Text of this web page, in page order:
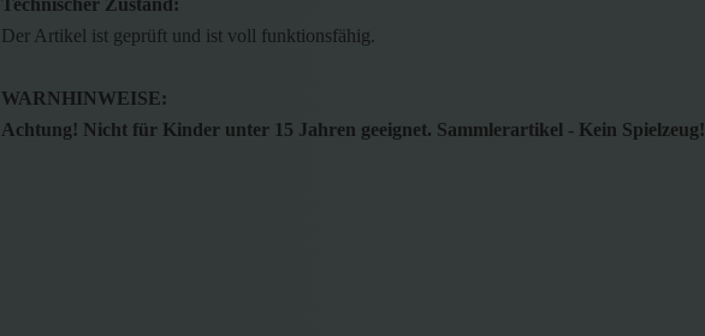
Technischer Zustand:
Der Artikel ist geprüft und ist voll funktionsfähig.
WARNHINWEISE:
Achtung! Nicht für Kinder unter 15 Jahren geeignet. Sammlerartikel - Kein Spielzeug!